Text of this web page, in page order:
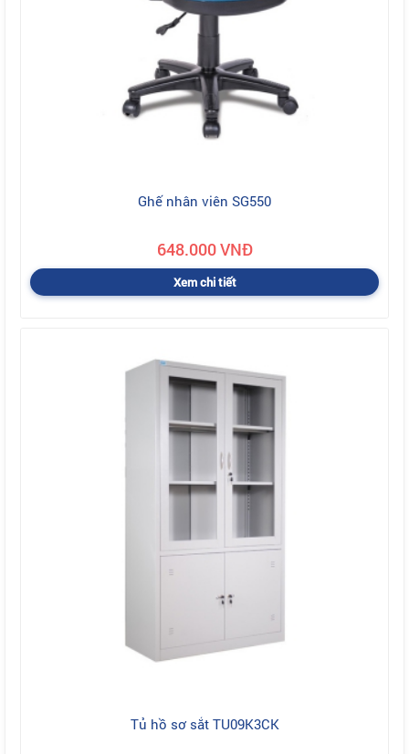
Ghế nhân viên SG550
648.000 VNĐ
Xem chi tiết
Tủ hồ sơ sắt TU09K3CK